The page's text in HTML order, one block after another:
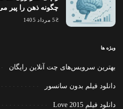
چگونه ذهن را پیر
5 مرداد 1405
ویژه ها
بهترین سرویس‌های چت آنلاین رایگان
دانلود فیلم بدون سانسور
دانلود فیلم Love 2015